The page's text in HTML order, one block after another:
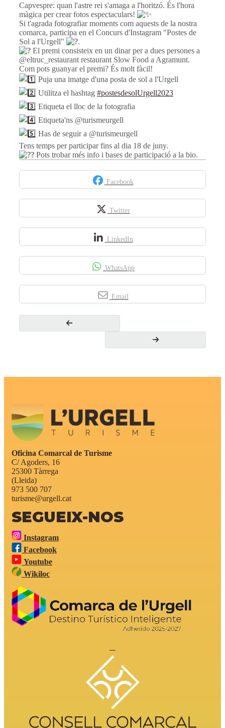
Capvespre: quan l'astre rei s'amaga a l'horitzó. És l'hora
màgica per crear fotos espectaculars!
Si t'agrada fotografiar moments com aquests de la nostra
comarca, participa en el Concurs d'Instagram "Postes de
Sol a l'Urgell"
.
El premi consisteix en un dinar per a dues persones a
@eltruc_restaurant restaurant Slow Food a Agramunt.
Com pots guanyar el premi? És molt fàcil!
Puja una imatge d'una posta de sol a l'Urgell
Utilitza el hashtag #postesdesolUrgell2023
Etiqueta el lloc de la fotografia
Etiqueta'ns @turismeurgell
Has de seguir a @turismeurgell
Tens temps per participar fins al dia 18 de juny.
Pots trobar més info i bases de participació a la bio.
Facebook
Twitter
LinkedIn
WhatsApp
Email
Oficina Comarcal de Turisme
C/ Agoders, 16
25300 Tàrrega
(Lleida)
973 500 707
turisme@urgell.cat
SEGUEIX-NOS
Instagram
Facebook
Youtube
Wikiloc